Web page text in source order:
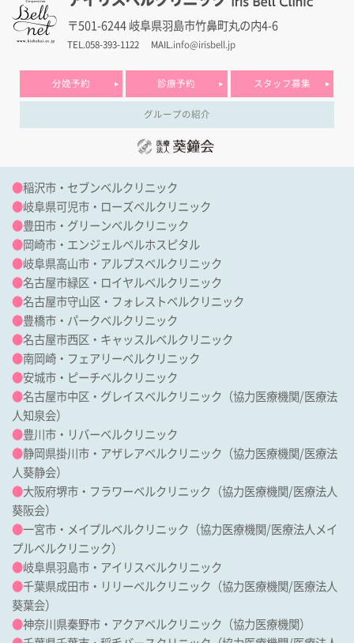
〒501-6244 岐阜県羽島市竹鼻町丸の内4-6
TEL.058-393-1122 MAIL.info@irisbell.jp
分娩予約 診療予約 スタッフ募集
グループの紹介
●稲沢市・セブンベルクリニック
●岐阜県可児市・ローズベルクリニック
●豊田市・グリーンベルクリニック
● 岡崎市・エンジェルベルホスピタル
●岐阜県高山市・アルプスベルクリニック
●名古屋市緑区・ロイヤルベルクリニック
●名古屋市守山区・フォレストベルクリニック
●豊橋市・パークベルクリニック
●名古屋市西区・キャッスルベルクリニック
●南岡崎・フェアリーベルクリニック
●安城市・ピーチベルクリニック
●名古屋市中区・グレイスベルクリニック （協力医療機関/ 医療法
人知泉会）
●豊川市・リバーベルクリニック
●静岡県掛川市・アザレアベルクリニック （協力医療機関/ 医療法
人葵静会）
●大阪府堺市・フラワーベルクリニック （協力医療機関/ 医療法人
葵阪会）
●一宮市・メイプルベルクリニック （協力医療機関/ 医療法人メイ
プルベルクリニック ）
●岐阜県羽島市・アイリスベルクリニック
●千葉県成田市・リリーベルクリニック （協力医療機関/ 医療法人
葵葉会）
●神奈川県秦野市・アクアベルクリニック（協力医療機関）